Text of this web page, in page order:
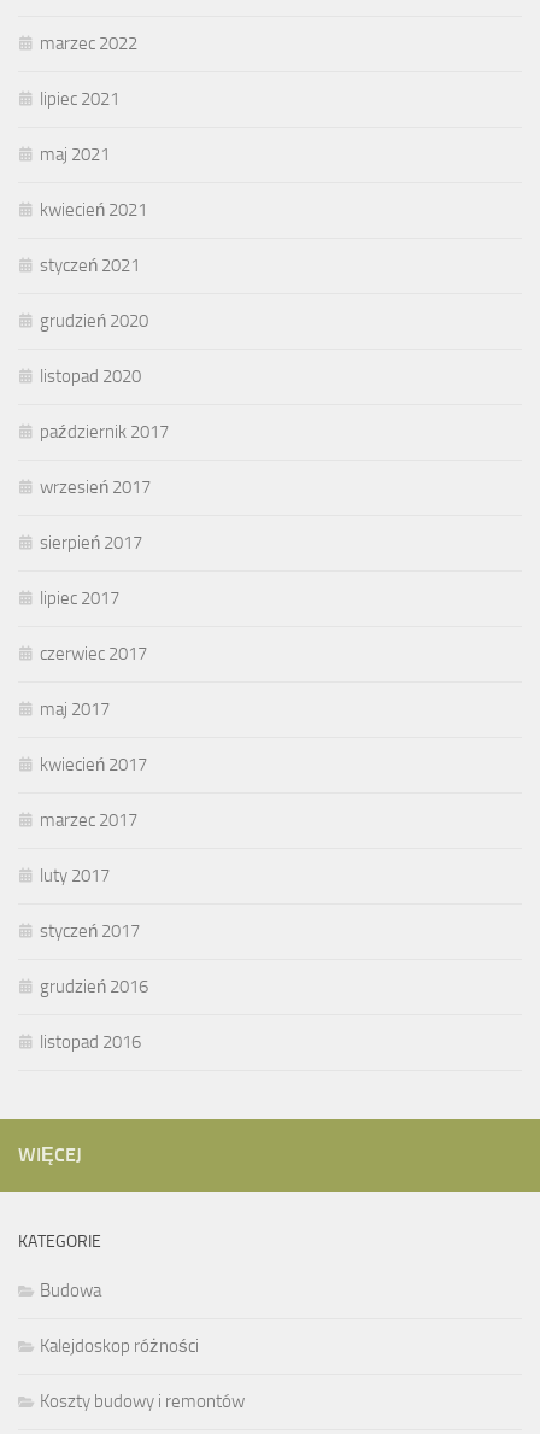
marzec 2022
lipiec 2021
maj 2021
kwiecień 2021
styczeń 2021
grudzień 2020
listopad 2020
październik 2017
wrzesień 2017
sierpień 2017
lipiec 2017
czerwiec 2017
maj 2017
kwiecień 2017
marzec 2017
luty 2017
styczeń 2017
grudzień 2016
listopad 2016
WIĘCEJ
KATEGORIE
Budowa
Kalejdoskop różności
Koszty budowy i remontów